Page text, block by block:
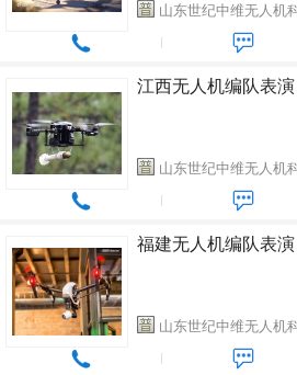
山东世纪中维无人机
江西无人机编队表演
山东世纪中维无人机
福建无人机编队表演
山东世纪中维无人机